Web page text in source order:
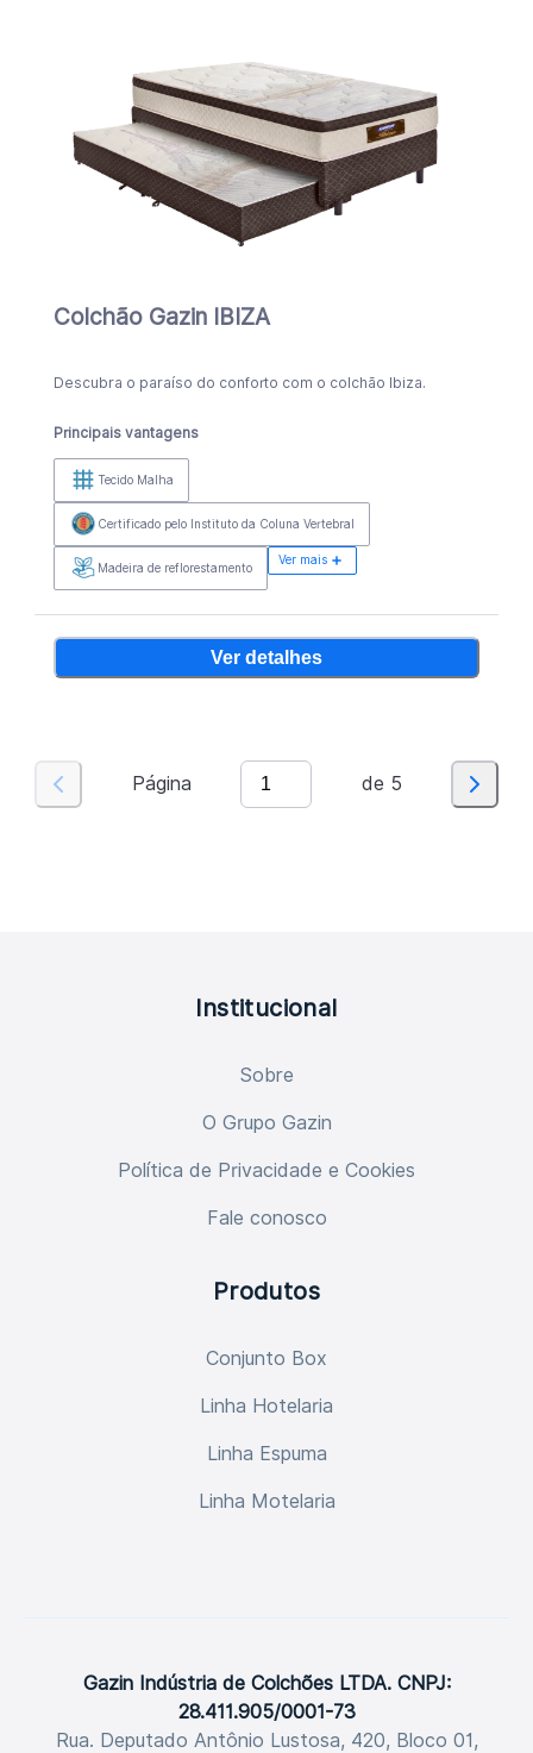
Colchão Gazin IBIZA
Descubra o paraíso do conforto com o colchão Ibiza.
Principais vantagens
Tecido Malha
Certificado pelo Instituto da Coluna Vertebral
Madeira de reflorestamento
Ver mais
Ver detalhes
Página de 5
Institucional
Sobre
O Grupo Gazin
Política de Privacidade e Cookies
Fale conosco
Produtos
Conjunto Box
Linha Hotelaria
Linha Espuma
Linha Motelaria
Gazin Indústria de Colchões LTDA. CNPJ:
28.411.905/0001-73
Rua. Deputado Antônio Lustosa, 420, Bloco 01,